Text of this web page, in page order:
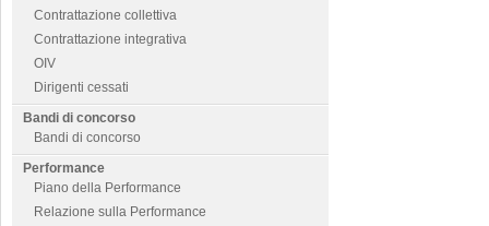
Contrattazione collettiva
Contrattazione integrativa
OIV
Dirigenti cessati
Bandi di concorso
Bandi di concorso
Performance
Piano della Performance
Relazione sulla Performance